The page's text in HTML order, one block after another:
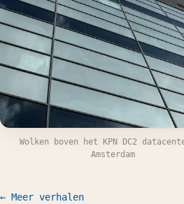
Wolken boven het KPN DC2
Amsterdam
← Meer verhalen